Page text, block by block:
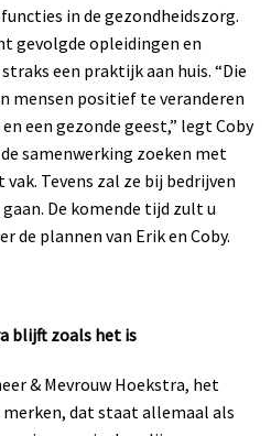
in de gezondheidszorg.
gevolgde opleidingen en
een praktijk aan huis. “Die
mensen positief te veranderen
een gezonde geest,” legt Coby
samenwerking zoeken met
Tevens zal ze bij bedrijven
De komende tijd zult u
de plannen van Erik en Coby.
blijft zoals het is
& Mevrouw Hoekstra, het
dat staat allemaal als